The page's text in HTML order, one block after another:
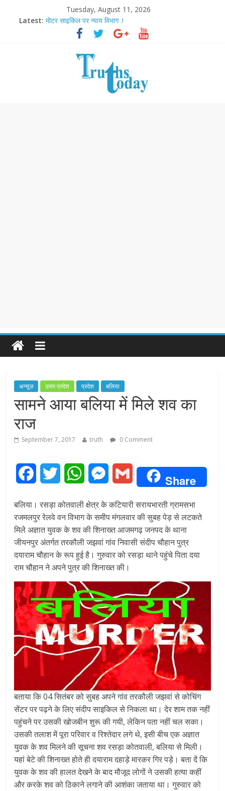
Tuesday, August 11, 2026
Latest: मोटर साइकिल पर न्याय विभाग .!
Ram Mandir Pran Pratishthan-अयोध्या में विराजे रामलला
मासूम लेकिन खतरनाक है आरपीजी अटैक का नाबालिग आरोपी..!
अब फिल्मों के लिए धार्मिक बोर्ड..!
आज बिखर जाएगा इमरान खान का विकेट
अन्यूज़ उत्तर प्रदेश प्रदेश बलिया
सामने आया बलिया में मिले शव का
राज
September 7, 2017 truth 0 Comment
c
e
b
o
o
k
i
t
t
e
W
a
t
s
A
p
M
s
s
e
n
g
e
r
a
i
l
Share
बलिया। रसड़ा कोतवाली क्षेत्र के कटियारी सरायभारती ग्रामसभा
रजमलपुर रेलवे वन विभाग के समीप मंगलवार की सुबह पेड़ से लटकते
मिले अज्ञात युवक के शव की शिनाख्त आजमगढ़ जनपद के थाना
जीयनपुर अंतर्गत तरकौली जझवां गांव निवासी संदीप चौहान पुत्र
दयाराम चौहान के रूप हुई है। गुरुवार को रसड़ा थाने पहुंचे पिता दया
राम चौहान ने अपने पुत्र की शिनाख्त की।
बताया कि 04 सितंबर को सुबह अपने गांव तरकौली जझवां से कोचिंग
सेंटर पर पढ़ने के लिए संदीप साइकिल से निकला था। देर शाम तक नहीं
पहुंचने पर उसकी खोजबीन शुरू की गयी, लेकिन पता नहीं चल सका।
उसकी तलाश में पूरा परिवार व रिश्तेदार लगे थे, इसी बीच एक अज्ञात
युवक के शव मिलने की सूचना शव रसड़ा कोतवाली, बलिया से मिली।
यहां बेटे की शिनाख्त होते ही दयाराम दहाड़े मारकर गिर पड़े। बता दें कि
युवक के शव की हालत देखने के बाद मौजूद लोगों ने उसकी हत्या कहीं
और करके शव को ठिकाने लगाने की आशंका जताया था। गुरुवार को